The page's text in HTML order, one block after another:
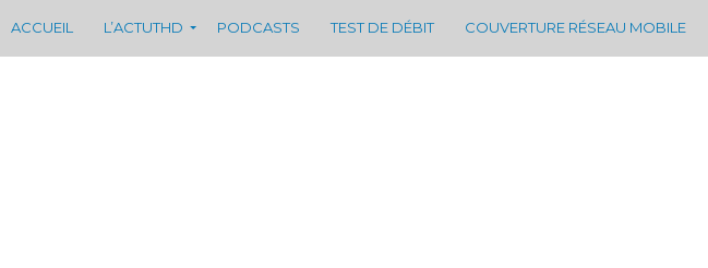
ACCUEIL L’ACTUTHD PODCASTS TEST DE DÉBIT COUVERTURE RÉSEAU MOBILE